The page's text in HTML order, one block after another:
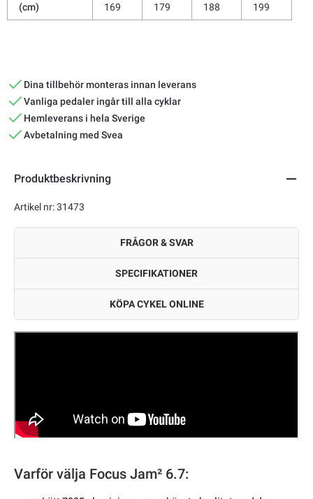
(cm)
169
179
188
199
Dina tillbehör monteras innan leverans
Vanliga pedaler ingår till alla cyklar
Hemleverans i hela Sverige
Avbetalning med Svea
Produktbeskrivning
Artikel nr: 31473
FRÅGOR & SVAR
SPECIFIKATIONER
KÖPA CYKEL ONLINE
Varför välja Focus Jam² 6.7: